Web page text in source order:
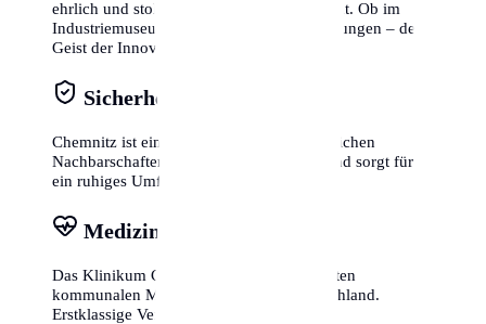
ehrlich und stolz auf ihre Macher-Mentalität. Ob im
Industriemuseum oder in den Kunstsammlungen – der
Geist der Innovation ist überall spürbar.
Sicherheit
Chemnitz ist eine sichere Stadt mit freundlichen
Nachbarschaften. Die Polizei ist präsent und sorgt für
ein ruhiges Umfeld.
Medizinische Exzellenz
Das Klinikum Chemnitz ist einer der größten
kommunalen Maximalversorger in Deutschland.
Erstklassige Versorgung ist sicher.